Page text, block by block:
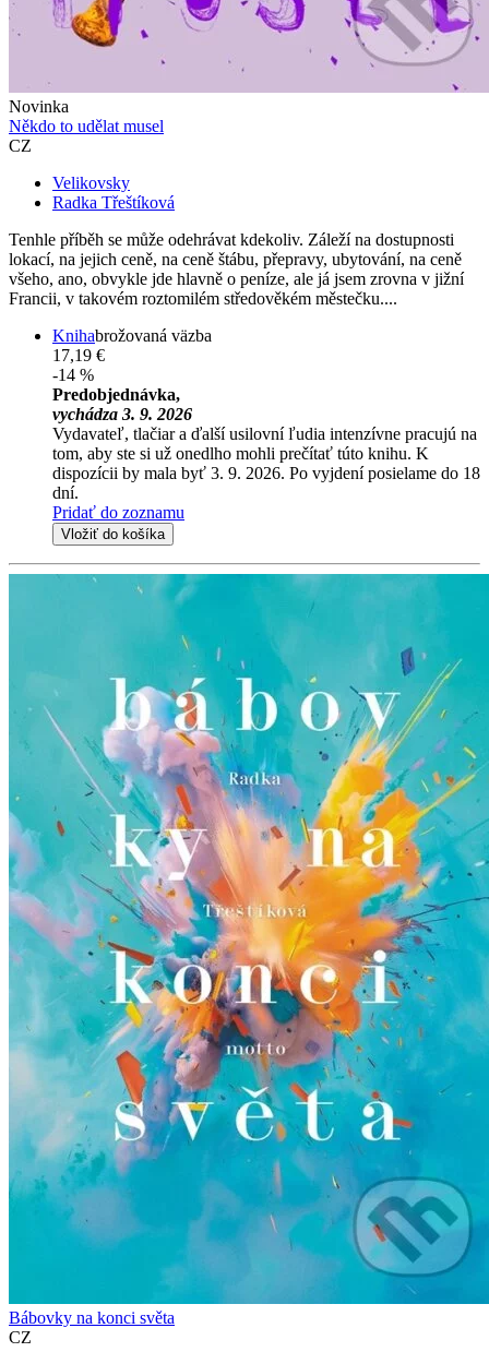
Novinka
Někdo to udělat musel
CZ
Velikovsky
Radka Třeštíková
Tenhle příběh se může odehrávat kdekoliv. Záleží na dostupnosti
lokací, na jejich ceně, na ceně štábu, přepravy, ubytování, na ceně
všeho, ano, obvykle jde hlavně o peníze, ale já jsem zrovna v jižní
Francii, v takovém roztomilém středověkém městečku....
Knihabrožovaná väzba
17,19 €
-14 %
Predobjednávka,
vychádza 3. 9. 2026
Vydavateľ, tlačiar a ďalší usilovní ľudia intenzívne pracujú na
tom, aby ste si už onedlho mohli prečítať túto knihu. K
dispozícii by mala byť 3. 9. 2026. Po vyjdení posielame do 18
dní.
Pridať do zoznamu
Vložiť do košíka
Bábovky na konci světa
CZ